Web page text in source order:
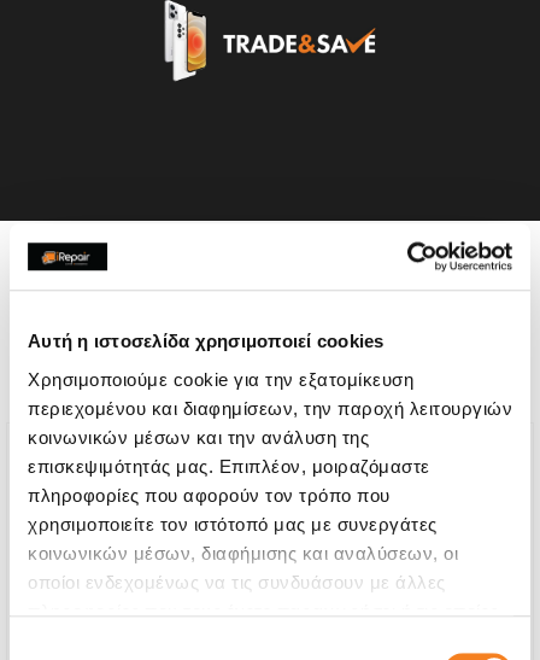
Αυτή η ιστοσελίδα χρησιμοποιεί cookies
Χρησιμοποιούμε cookie για την εξατομίκευση
περιεχομένου και διαφημίσεων, την παροχή λειτουργιών
κοινωνικών μέσων και την ανάλυση της
επισκεψιμότητάς μας. Επιπλέον, μοιραζόμαστε
πληροφορίες που αφορούν τον τρόπο που
χρησιμοποιείτε τον ιστότοπό μας με συνεργάτες
κοινωνικών μέσων, διαφήμισης και αναλύσεων, οι
οποίοι ενδεχομένως να τις συνδυάσουν με άλλες
Η συσκευή σου μπορεί να
χρειάζεται και κάποια από
τις παρακάτω επισκευές: